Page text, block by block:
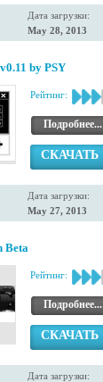
Дата загрузки:
May 28, 2013
by PSY
Рейтинг:
Подробнее...
СКАЧАТЬ
Дата загрузки:
May 27, 2013
Beta
Рейтинг:
Подробнее...
СКАЧАТЬ
Дата загрузки: